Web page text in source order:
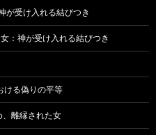
が受け入れる結びつき
：神が受け入れる結びつき
ける偽りの平等
離縁された女